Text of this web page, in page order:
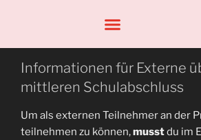
Informationen für Externe
mittleren Schulabschluss
Um als externen Teilnehmer an der
teilnehmen zu können,musstdu im